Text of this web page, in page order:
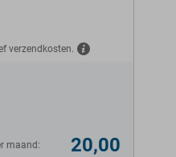
verzendkosten.
maand: 20,00